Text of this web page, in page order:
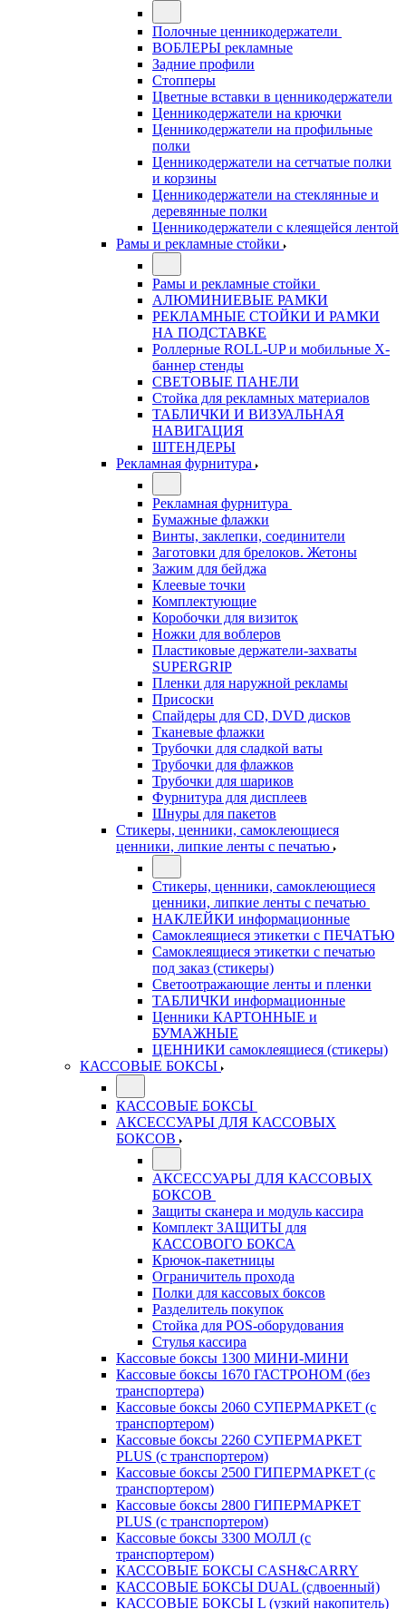
Полочные ценникодержатели
ВОБЛЕРЫ рекламные
Задние профили
Стопперы
Цветные вставки в ценникодержатели
Ценникодержатели на крючки
Ценникодержатели на профильные
полки
Ценникодержатели на сетчатые полки
и корзины
Ценникодержатели на стеклянные и
деревянные полки
Ценникодержатели с клеящейся лентой
Рамы и рекламные стойки
Рамы и рекламные стойки
АЛЮМИНИЕВЫЕ РАМКИ
РЕКЛАМНЫЕ СТОЙКИ И РАМКИ
НА ПОДСТАВКЕ
Роллерные ROLL-UP и мобильные X-
баннер стенды
СВЕТОВЫЕ ПАНЕЛИ
Стойка для рекламных материалов
ТАБЛИЧКИ И ВИЗУАЛЬНАЯ
НАВИГАЦИЯ
ШТЕНДЕРЫ
Рекламная фурнитура
Рекламная фурнитура
Бумажные флажки
Винты, заклепки, соединители
Заготовки для брелоков. Жетоны
Зажим для бейджа
Клеевые точки
Комплектующие
Коробочки для визиток
Ножки для воблеров
Пластиковые держатели-захваты
SUPERGRIP
Пленки для наружной рекламы
Присоски
Спайдеры для CD, DVD дисков
Тканевые флажки
Трубочки для сладкой ваты
Трубочки для флажков
Трубочки для шариков
Фурнитура для дисплеев
Шнуры для пакетов
Стикеры, ценники, самоклеющиеся
ценники, липкие ленты с печатью
Стикеры, ценники, самоклеющиеся
ценники, липкие ленты с печатью
НАКЛЕЙКИ информационные
Самоклеящиеся этикетки с ПЕЧАТЬЮ
Самоклеящиеся этикетки с печатью
под заказ (стикеры)
Светоотражающие ленты и пленки
ТАБЛИЧКИ информационные
Ценники КАРТОННЫЕ и
БУМАЖНЫЕ
ЦЕННИКИ самоклеящиеся (стикеры)
КАССОВЫЕ БОКСЫ
КАССОВЫЕ БОКСЫ
АКСЕССУАРЫ ДЛЯ КАССОВЫХ
БОКСОВ
АКСЕССУАРЫ ДЛЯ КАССОВЫХ
БОКСОВ
Защиты сканера и модуль кассира
Комплект ЗАЩИТЫ для
КАССОВОГО БОКСА
Крючок-пакетницы
Ограничитель прохода
Полки для кассовых боксов
Разделитель покупок
Стойка для POS-оборудования
Стулья кассира
Кассовые боксы 1300 МИНИ-МИНИ
Кассовые боксы 1670 ГАСТРОНОМ (без
транспортера)
Кассовые боксы 2060 СУПЕРМАРКЕТ (с
транспортером)
Кассовые боксы 2260 СУПЕРМАРКЕТ
PLUS (с транспортером)
Кассовые боксы 2500 ГИПЕРМАРКЕТ (с
транспортером)
Кассовые боксы 2800 ГИПЕРМАРКЕТ
PLUS (с транспортером)
Кассовые боксы 3300 МОЛЛ (с
транспортером)
КАССОВЫЕ БОКСЫ CASH&CARRY
КАССОВЫЕ БОКСЫ DUAL (сдвоенный)
КАССОВЫЕ БОКСЫ L (узкий накопитель)